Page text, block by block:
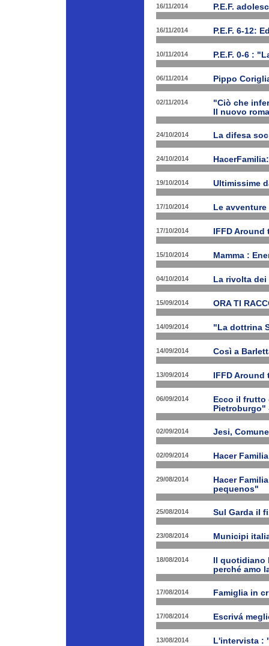
16/11/2014 P.E.F.
16/11/2014 P.E.F. 6-12:
10/11/2014 P.E.F. 0-6 :
06/11/2014 Pippo
02/11/2014
"Ciò che
Il nuovo
24/10/2014 La difesa
24/10/2014
19/10/2014 Ultimissime
17/10/2014 Le
17/10/2014 IFFD
15/10/2014 Mamma :
04/10/2014 La rivolta
15/09/2014 ORA TI
14/09/2014 "La dottrina
14/09/2014 Così a
13/09/2014 IFFD
06/09/2014
Ecco il frutto
Pietroburgo"
02/09/2014 Jesi,
02/09/2014 Hacer
29/08/2014
Hacer
pequenos"
25/08/2014 Sul Garda il
23/08/2014 Municipi
18/08/2014
Il
perché amo
17/08/2014 Famiglia in
17/08/2014 Escrivá
13/08/2014 L'intervista :